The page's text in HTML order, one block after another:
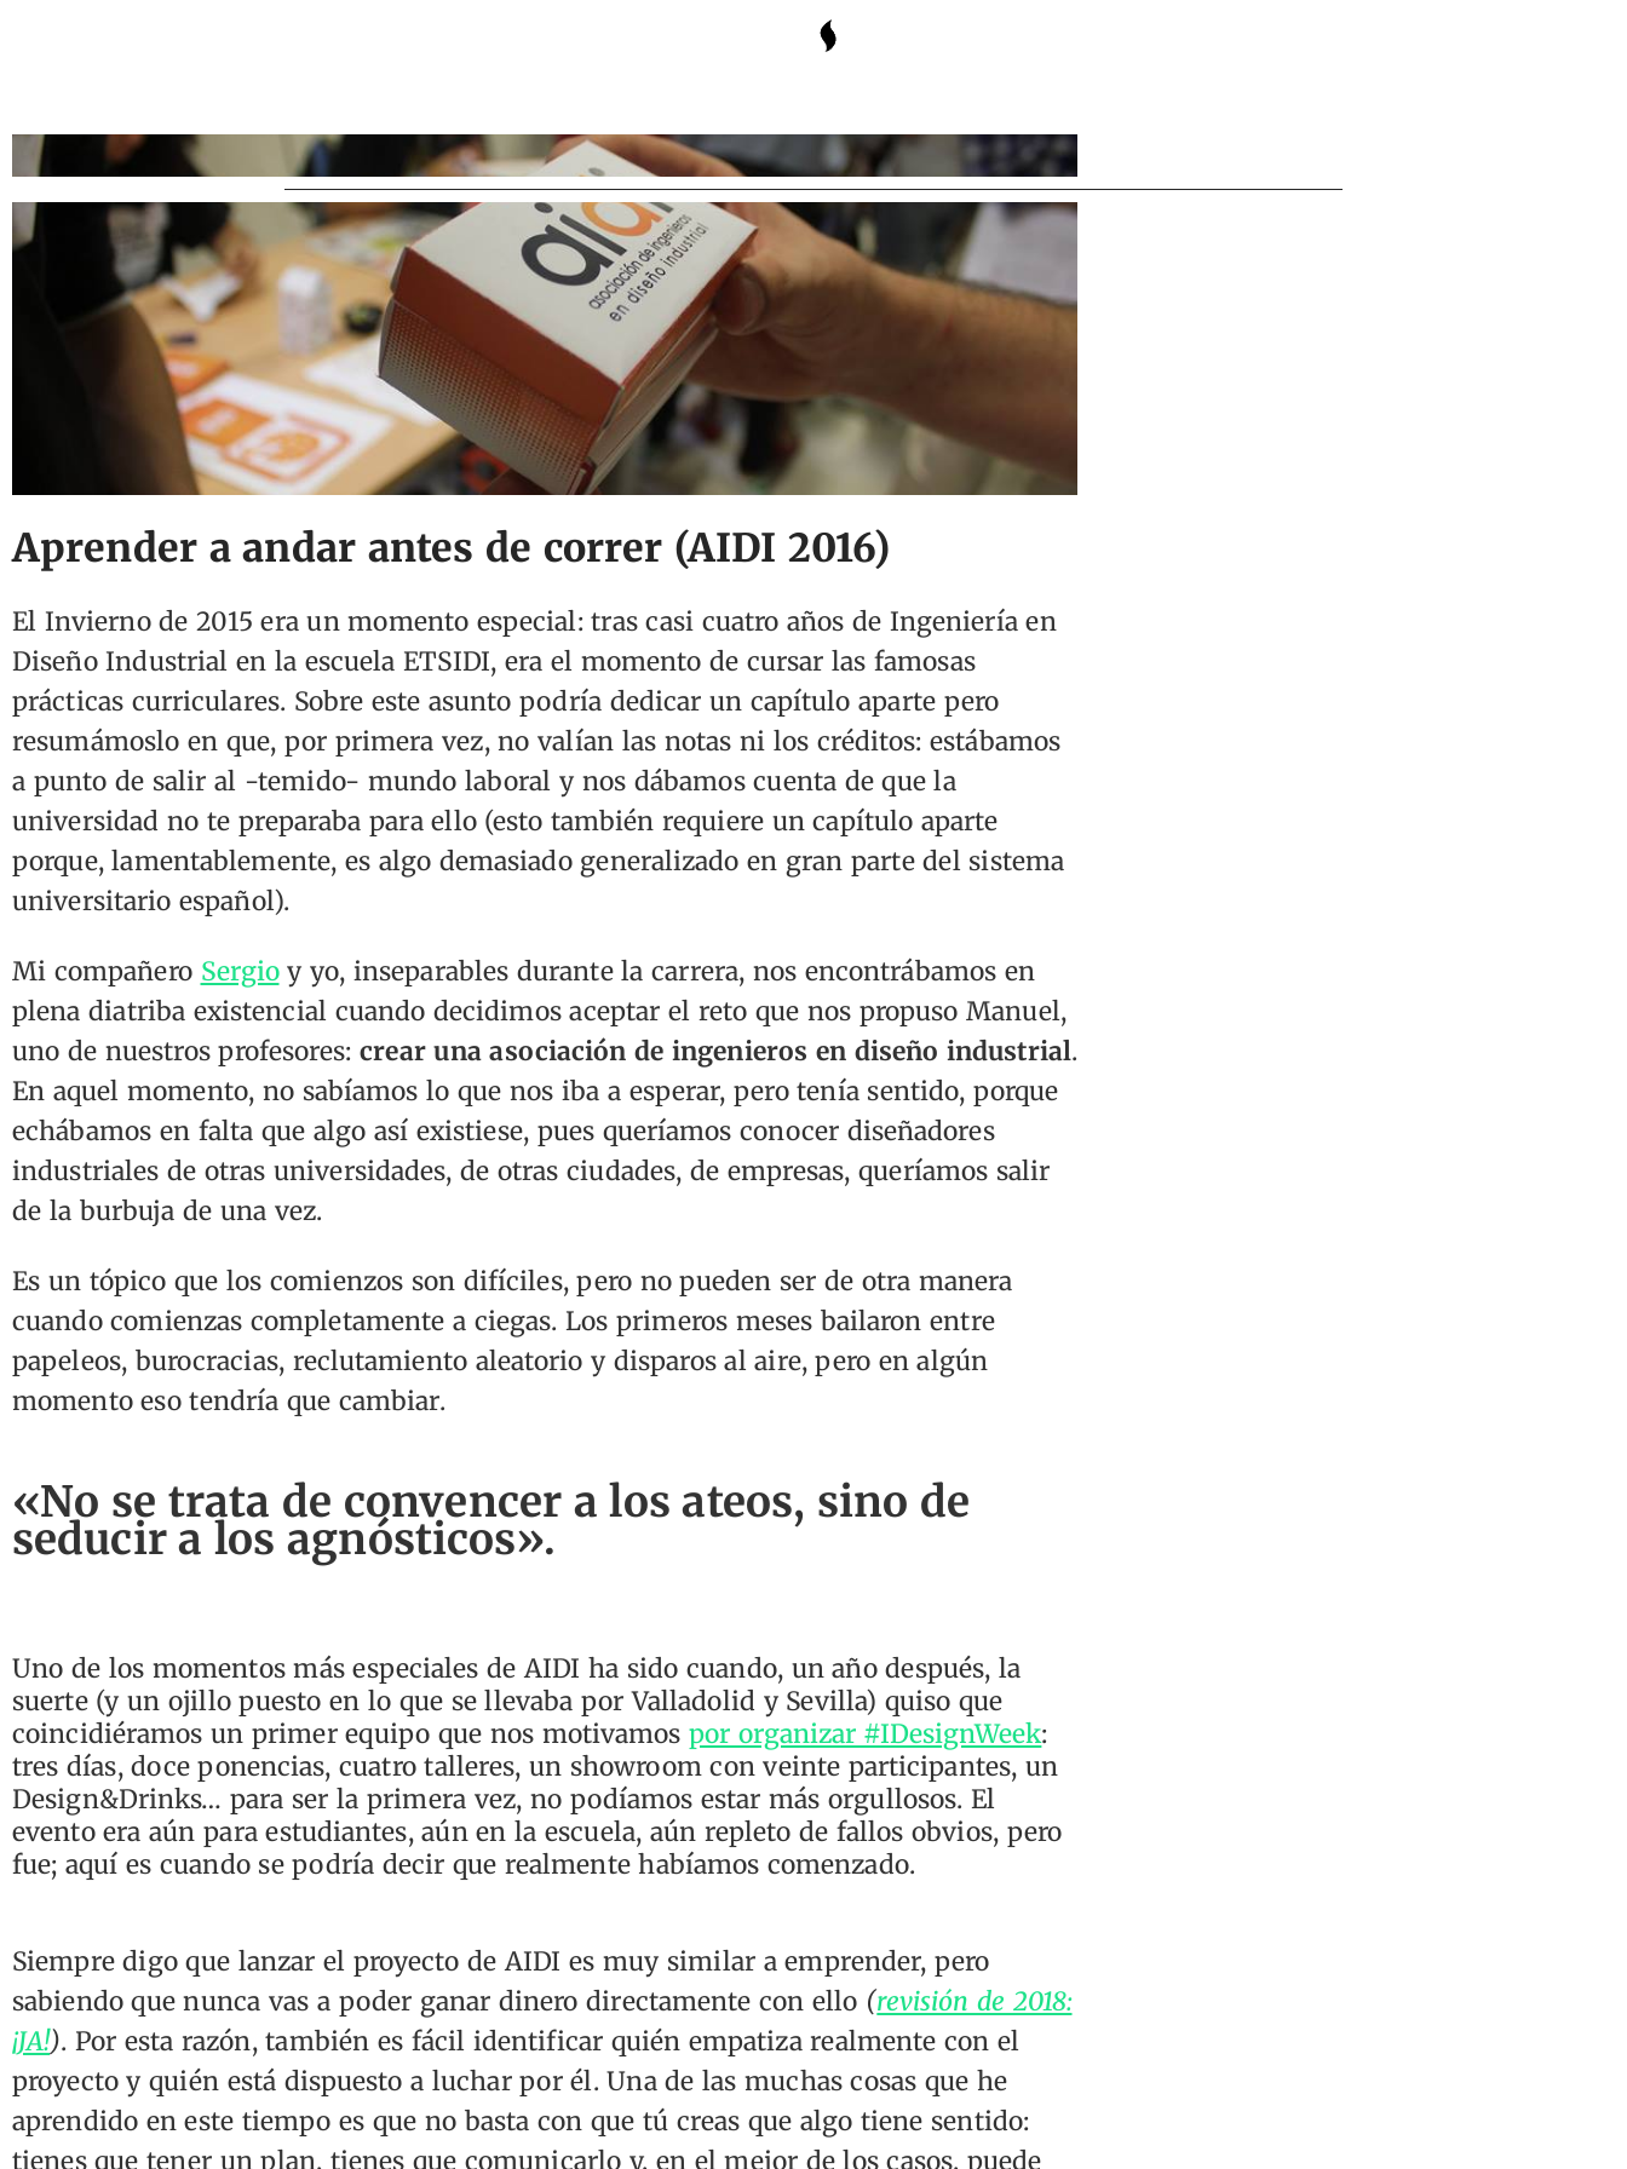
Aprender a andar antes de correr (AIDI 2016)
El Invierno de 2015 era un momento especial: tras casi cuatro años de Ingeniería en
Diseño Industrial en la escuela ETSIDI, era el momento de cursar las famosas
prácticas curriculares. Sobre este asunto podría dedicar un capítulo aparte pero
resumámoslo en que, por primera vez, no valían las notas ni los créditos: estábamos
a punto de salir al -temido- mundo laboral y nos dábamos cuenta de que la
universidad no te preparaba para ello (esto también requiere un capítulo aparte
porque, lamentablemente, es algo demasiado generalizado en gran parte del sistema
universitario español).
Mi compañero Sergioy yo, inseparables durante la carrera, nos encontrábamos en
plena diatriba existencial cuando decidimos aceptar el reto que nos propuso Manuel,
uno de nuestros profesores:crear una asociación de ingenieros en diseño industrial.
En aquel momento, no sabíamos lo que nos iba a esperar, pero tenía sentido, porque
echábamos en falta que algo así existiese, pues queríamos conocer diseñadores
industriales de otras universidades, de otras ciudades, de empresas, queríamos salir
de la burbuja de una vez.
Es un tópico que los comienzos son difíciles, pero no pueden ser de otra manera
cuando comienzas completamente a ciegas. Los primeros meses bailaron entre
papeleos, burocracias, reclutamiento aleatorio y disparos al aire, pero en algún
momento eso tendría que cambiar.
«No se trata de convencer a los ateos, sino de
seducir a los agnósticos».
Uno de los momentos más especiales de AIDI ha sido cuando, un año después, la
suerte (y un ojillo puesto en lo que se llevaba por Valladolid y Sevilla) quiso que
coincidiéramos un primer equipo que nos motivamospor organizar #IDesignWeek:
tres días, doce ponencias, cuatro talleres, un showroom con veinte participantes, un
Design&Drinks… para ser la primera vez, no podíamos estar más orgullosos. El
evento era aún para estudiantes, aún en la escuela, aún repleto de fallos obvios, pero
fue; aquí es cuando se podría decir que realmente habíamos comenzado.
Siempre digo que lanzar el proyecto de AIDI es muy similar a emprender, pero
sabiendo que nunca vas a poder ganar dinero directamente con ello (revisión de 2018:
¡JA!). Por esta razón, también es fácil identificar quién empatiza realmente con el
proyecto y quién está dispuesto a luchar por él. Una de las muchas cosas que he
aprendido en este tiempo es que no basta con que tú creas que algo tiene sentido:
tienes que tener un plan, tienes que comunicarlo y, en el mejor de los casos, puede